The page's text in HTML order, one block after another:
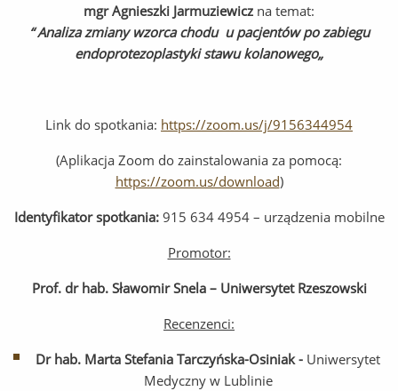
mgr Agnieszki Jarmuziewicz na temat:
“Analiza zmiany wzorca chodu u pacjentów po zabiegu
endoprotezoplastyki stawu kolanowego„
Link do spotkania: https://zoom.us/j/9156344954
(Aplikacja Zoom do zainstalowania za pomocą:
https://zoom.us/download)
Identyfikator spotkania: 915 634 4954 – urządzenia mobilne
Promotor:
Prof. dr hab. Sławomir Snela – Uniwersytet Rzeszowski
Recenzenci:
Dr hab. Marta Stefania Tarczyńska-Osiniak - Uniwersytet
Medyczny w Lublinie